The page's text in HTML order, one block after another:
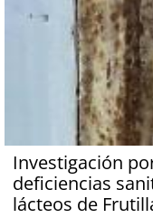
Investigación
deficiencias
lácteos de